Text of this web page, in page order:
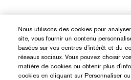
Nous utilisons des cookies pour
site, vous fournir un contenu
basées sur vos centres d'intérêt et du
réseaux sociaux. Vous pouvez choisir
matière de cookies ou obtenir plus
cookies en cliquant sur Personnaliser